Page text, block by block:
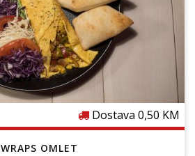
Dostava 0,50 KM
WRAPS OMLET